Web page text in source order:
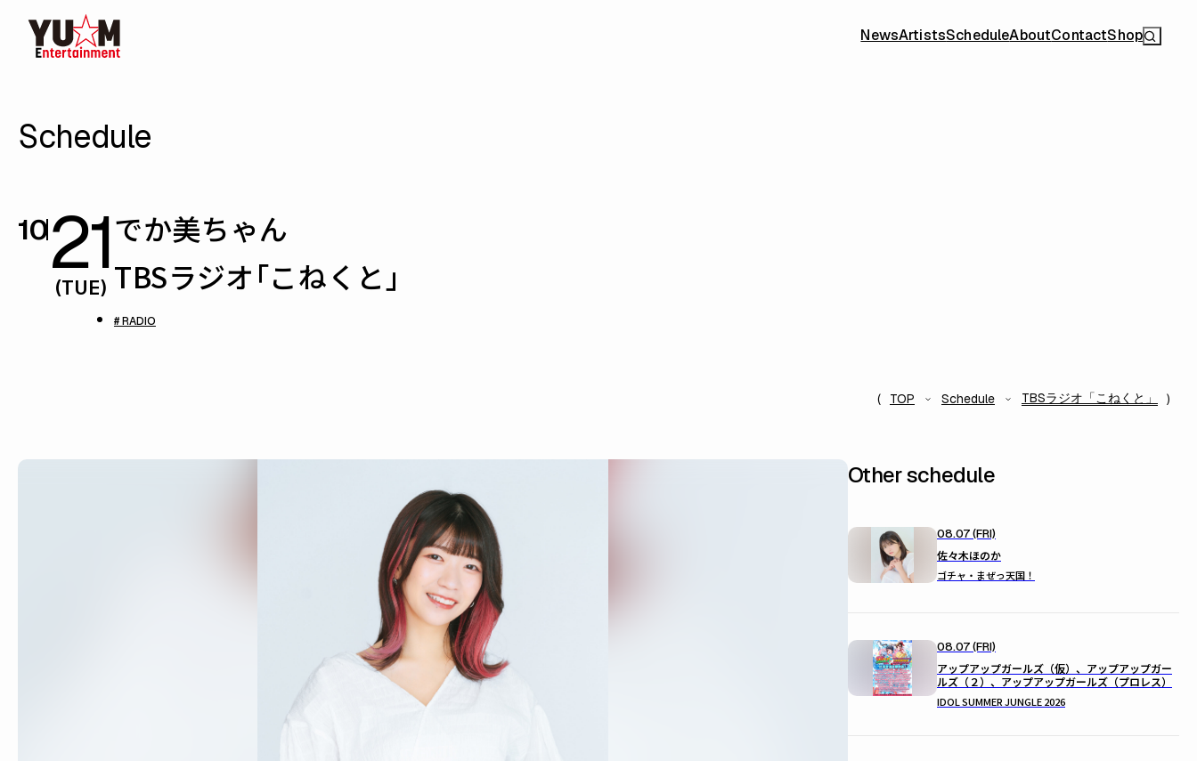
NewsArtistsScheduleAboutContactShop
Schedule
1021
(TUE)
でか美ちゃん
TBSラジオ「こねくと」
# RADIO
TOP Schedule TBSラジオ「こねくと」
Other schedule
08.07 (FRI)
佐々木ほのか
ゴチャ・まぜっ天国！
08.07 (FRI)
アップアップガールズ（仮）、アップアップガー
ルズ（２）、アップアップガールズ（プロレス）
IDOL SUMMER JUNGLE 2026